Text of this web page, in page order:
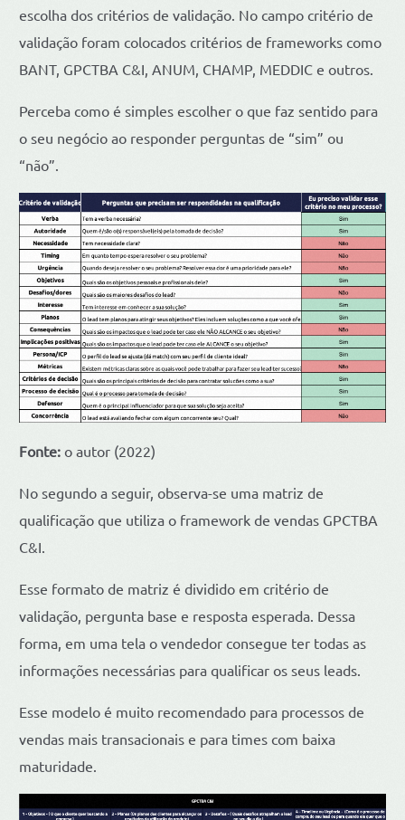
escolha dos critérios de validação. No campo critério de
validação foram colocados critérios de frameworks como
BANT, GPCTBA C&I, ANUM, CHAMP, MEDDIC e outros.
Perceba como é simples escolher o que faz sentido para
o seu negócio ao responder perguntas de “sim” ou
“não”.
Fonte:o autor (2022)
No segundo a seguir, observa-se uma matriz de
qualificação que utiliza o framework de vendas GPCTBA
C&I.
Esse formato de matriz é dividido em critério de
validação, pergunta base e resposta esperada. Dessa
forma, em uma tela o vendedor consegue ter todas as
informações necessárias para qualificar os seus leads.
Esse modelo é muito recomendado para processos de
vendas mais transacionais e para times com baixa
maturidade.